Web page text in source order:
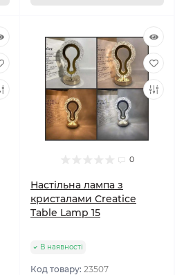
0
Настільна лампа з
кристалами Creatice
Table Lamp 15
В наявності
Код товару: 23507